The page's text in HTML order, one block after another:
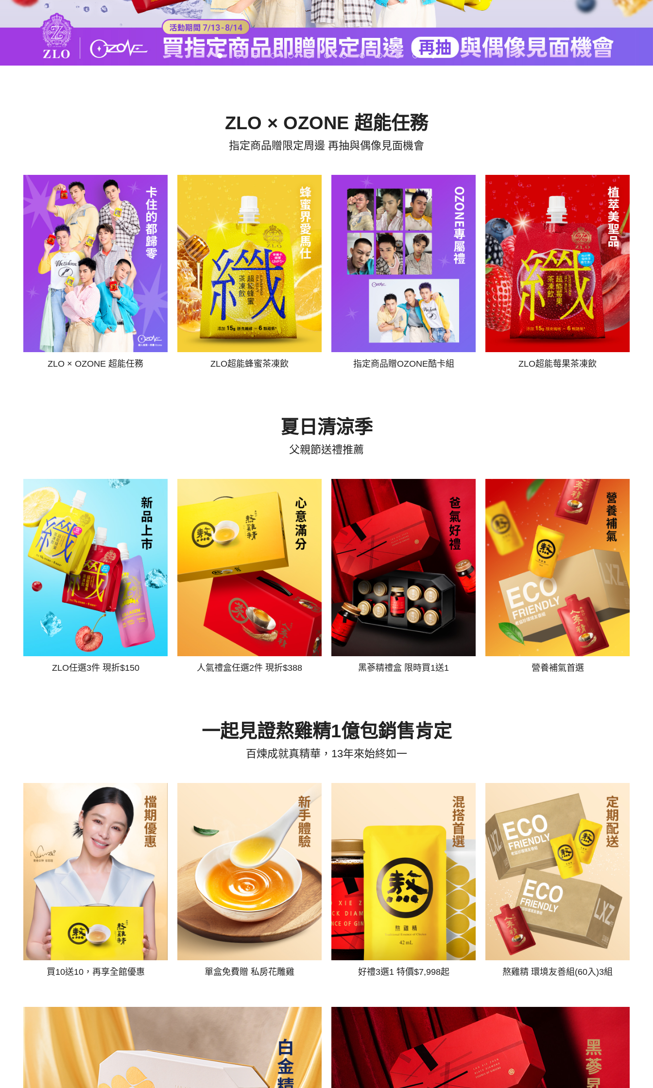
ZLO × OZONE 超能任務
指定商品贈限定周邊 再抽與偶像見面機會
ZLO × OZONE 超能任務 ZLO超能蜂蜜茶凍飲 指定商品贈OZONE酷卡組 ZLO超能莓果茶凍飲
夏日清涼季
父親節送禮推薦
ZLO任選3件 現折$150 人氣禮盒任選2件 現折$388 黑蔘精禮盒 限時買1送1 營養補氣首選
一起見證熬雞精1億包銷售肯定
百煉成就真精華，13年來始終如一
買10送10，再享全館優惠 單盒免費贈 私房花雕雞 好禮3選1 特價$7,998起 熬雞精 環境友善組(60入)3組